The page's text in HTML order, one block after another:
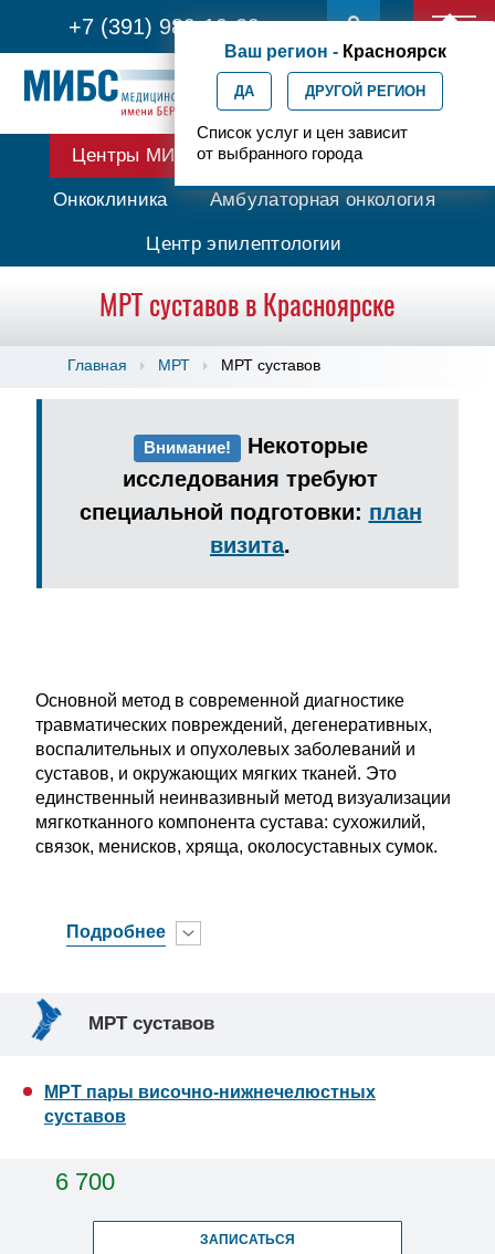
+7 (391) 989-10-29
Ваш регион - Красноярск
ДА ДРУГОЙ РЕГИОН
Список услуг и цен зависит
от выбранного города
Центры МИБС Протонная терапия
Онкоклиника Амбулаторная онкология
Центр эпилептологии
МРТ суставов в Красноярске
Главная МРТ МРТ суставов
Внимание! Некоторые
исследования требуют
специальной подготовки: план
визита.
Основной метод в современной диагностике
травматических повреждений, дегенеративных,
воспалительных и опухолевых заболеваний и
суставов, и окружающих мягких тканей. Это
единственный неинвазивный метод визуализации
мягкотканного компонента сустава: сухожилий,
связок, менисков, хряща, околосуставных сумок.
Подробнее
МРТ суставов
МРТ пары височно-нижнечелюстных
суставов
6 700
ЗАПИСАТЬСЯ